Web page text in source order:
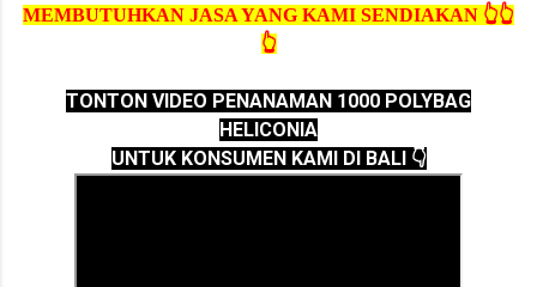
MEMBUTUHKAN JASA YANG KAMI SENDIAKAN 👆👆
👆
TONTON VIDEO PENANAMAN 1000 POLYBAG
HELICONIA
UNTUK KONSUMEN KAMI DI BALI 👇